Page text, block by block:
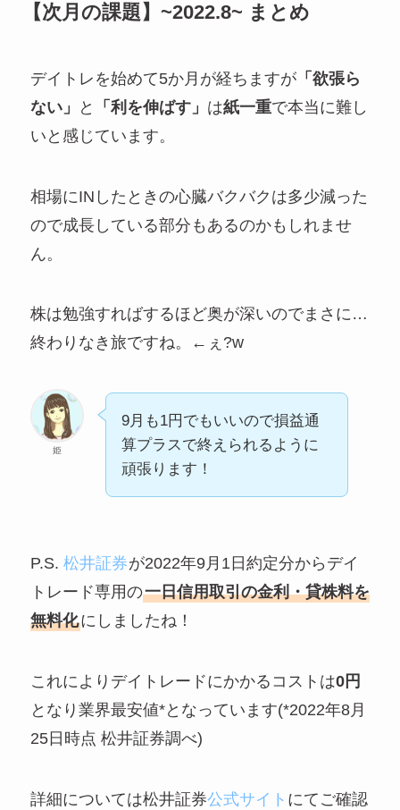
【次月の課題】~2022.8~ まとめ
デイトレを始めて5か月が経ちますが「欲張ら
ない」
と 「利を伸ばす」 は紙一重で本当に難し
いと感じています。
相場にINしたときの心臓バクバクは多少減った
ので成長している部分もあるのかもしれませ
ん。
株は勉強すればするほど奥が深いのでまさに…
終わりなき旅ですね。←ぇ?w
姫
9月も1円でもいいので損益通
算プラスで終えられるように
頑張ります！
P.S. 松井証券が2022年9月1日約定分からデイ
トレード専用の一日信用取引の金利・貸株料を
無料化にしましたね！
これによりデイトレードにかかるコストは0円
となり業界最安値*となっています(*2022年8月
25日時点 松井証券調べ)
詳細については松井証券公式サイト にてご確認